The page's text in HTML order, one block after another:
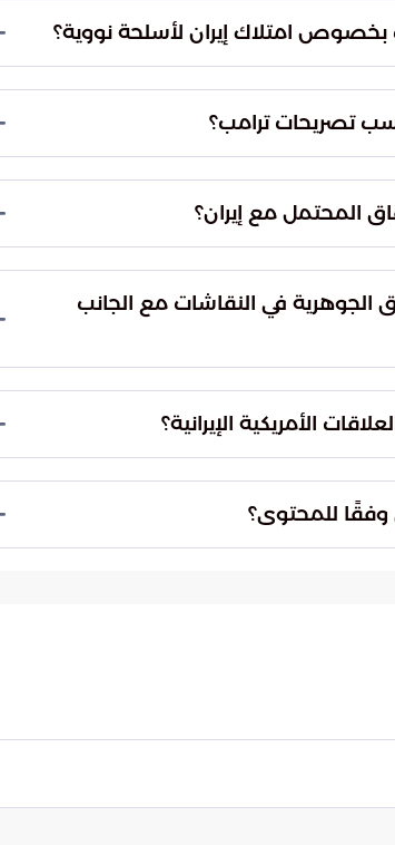
بخصوص امتلاك إيران لأسلحة نووية؟
تصريحات ترامب؟
المحتمل مع إيران؟
الجوهرية في النقاشات مع الجانب
الأمريكية الإيرانية؟
للمحتوى؟